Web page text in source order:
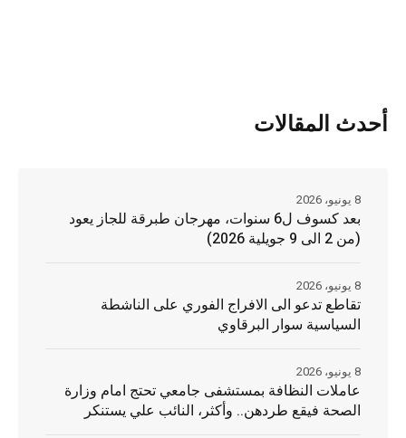
أحدث المقالات
بعد كسوف ل6 سنوات، مهرجان طبرقة للجاز يعود
(من 2 الى 9 جويلية 2026)
8 يونيو، 2026
تقاطع تدعو الى الافراج الفوري على الناشطة
السياسية سوار البرقاوي
8 يونيو، 2026
عاملات النظافة بمستشفى جامعي تحتج امام وزارة
الصحة فيقع طردهن.. وأكثر، النائب علي يستنكر
8 يونيو، 2026